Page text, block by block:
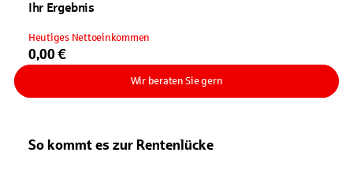
Ihr Ergebnis
Heutiges Nettoeinkommen
0,00 €
Wir beraten Sie gern
So kommt es zur Rentenlücke